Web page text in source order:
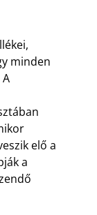
minden
elő a
a